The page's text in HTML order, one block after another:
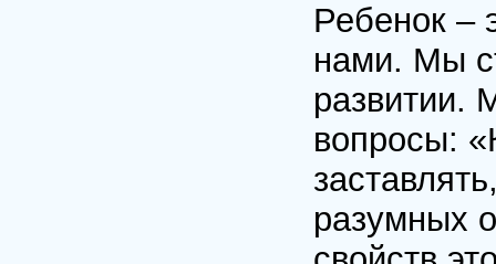
Ребенок –
нами. Мы
развитии.
вопросы:
разумных